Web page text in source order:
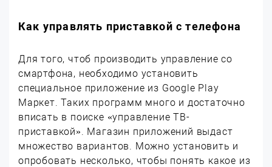
Как управлять приставкой с телефона
Для того, чтоб производить управление со
смартфона, необходимо установить
специальное приложение из Google Play
Маркет. Таких программ много и достаточно
вписать в поиске «управление ТВ-
приставкой». Магазин приложений выдаст
множество вариантов. Можно установить и
опробовать несколько, чтобы понять какое из